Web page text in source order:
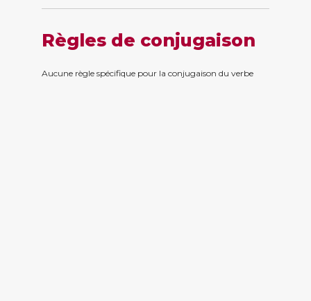
Règles de conjugaison
Aucune règle spécifique pour la conjugaison du verbe